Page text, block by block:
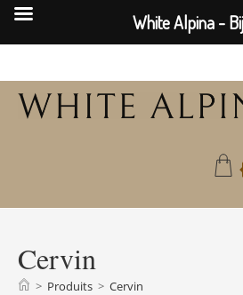
to
content
Cervin
> Produits > Cervin
White Alpina -